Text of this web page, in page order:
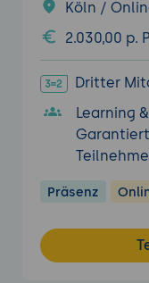
Köln /
2.030,00 p.
Dritter
Learning
Präsenz